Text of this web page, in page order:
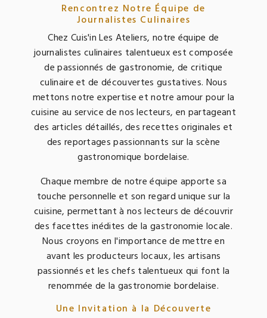
Rencontrez Notre Équipe de
Journalistes Culinaires
Chez Cuis'in Les Ateliers, notre équipe de
journalistes culinaires talentueux est composée
de passionnés de gastronomie, de critique
culinaire et de découvertes gustatives. Nous
mettons notre expertise et notre amour pour la
cuisine au service de nos lecteurs, en partageant
des articles détaillés, des recettes originales et
des reportages passionnants sur la scène
gastronomique bordelaise.
Chaque membre de notre équipe apporte sa
touche personnelle et son regard unique sur la
cuisine, permettant à nos lecteurs de découvrir
des facettes inédites de la gastronomie locale.
Nous croyons en l'importance de mettre en
avant les producteurs locaux, les artisans
passionnés et les chefs talentueux qui font la
renommée de la gastronomie bordelaise.
Une Invitation à la Découverte